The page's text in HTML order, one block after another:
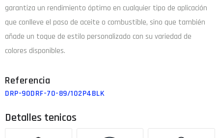
garantiza un rendimiento óptimo en cualquier tipo de aplicación
que conlleve el paso de aceite o combustible, sino que también
añade un toque de estilo personalizado con su variedad de
colores disponibles.
DRP-90DRF-70-89/102P4BLK
Detalles tenicos